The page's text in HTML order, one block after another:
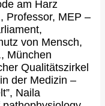
am Harz
Professor, MEP –
von Mensch,
München
Qualitätszirkel
der Medizin –
Naila